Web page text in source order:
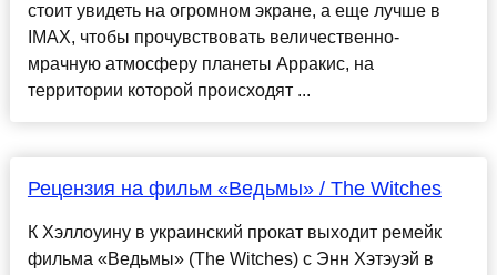
стоит увидеть на огромном экране, а еще лучше в
IMAX, чтобы прочувствовать величественно-
мрачную атмосферу планеты Арракис, на
территории которой происходят ...
Рецензия на фильм «Ведьмы» / The Witches
К Хэллоуину в украинский прокат выходит ремейк
фильма «Ведьмы» (The Witches) с Энн Хэтэуэй в